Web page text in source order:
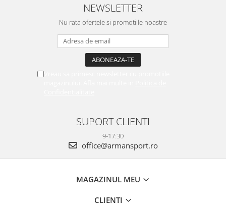
NEWSLETTER
Nu rata ofertele si promotiile noastre
SUPORT CLIENTI
9-17:30
office@armansport.ro
MAGAZINUL MEU
CLIENTI